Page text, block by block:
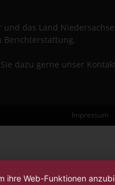
das Land
Berichterstattung.
dazu gerne unser
Impressum
Web-Funktionen